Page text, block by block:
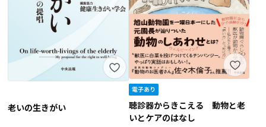
老いの生きがい
聴診器からきこえる 動物と老
いとケアのはなし